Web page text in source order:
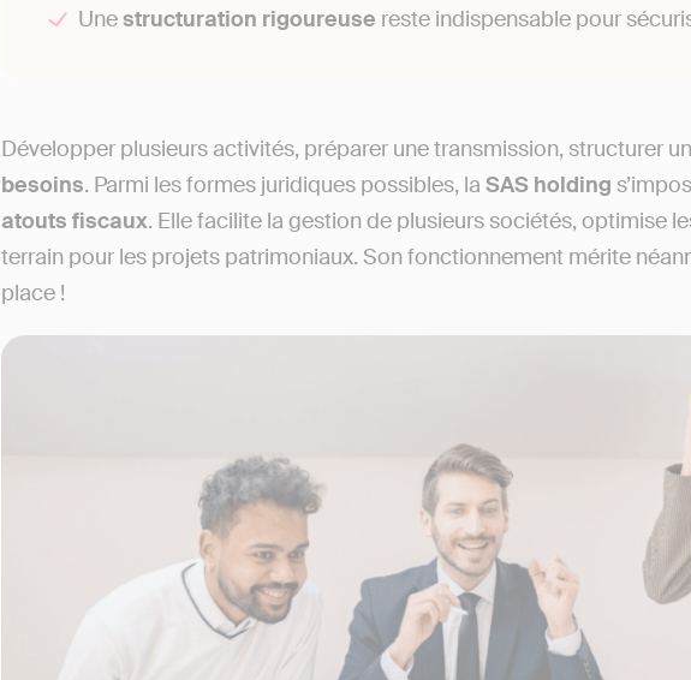
Unestructuration rigoureuse reste indispensable pour
Développer plusieurs activités, préparer une transmission, structurer
besoins. Parmi les formes juridiques possibles, la SAS holding
atouts fiscaux. Elle facilite la gestion de plusieurs sociétés, optimise
terrain pour les projets patrimoniaux. Son fonctionnement mérite
place !